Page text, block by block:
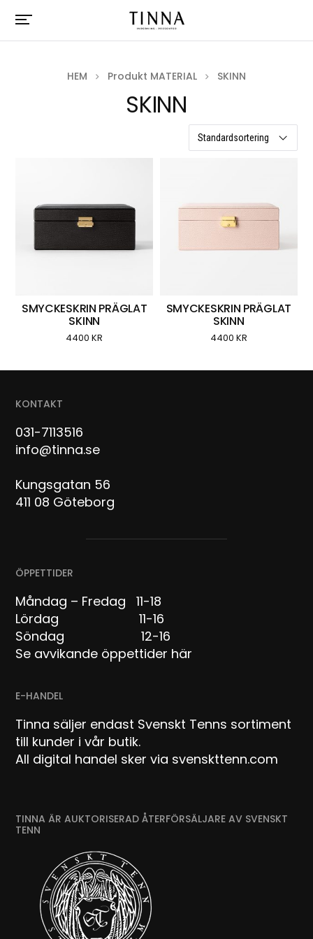
HEM Produkt MATERIAL SKINN
SKINN
SMYCKESKRIN PRÄGLAT
SKINN
4400KR
SMYCKESKRIN PRÄGLAT
SKINN
4400 KR
KONTAKT
031-7113516
info@tinna.se
Kungsgatan 56
411 08 Göteborg
ÖPPETTIDER
Måndag – Fredag 11-18
Lördag 11-16
Söndag 12-16
Se avvikande öppettider här
E-HANDEL
Tinna säljer endast Svenskt Tenns sortiment
till kunder i vår butik.
All digital handel sker via svenskttenn.com
TINNA ÄR AUKTORISERAD ÅTERFÖRSÄLJARE AV SVENSKT
TENN